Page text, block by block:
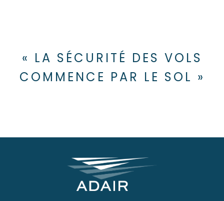
« LA SÉCURITÉ DES VOLS
COMMENCE PAR LE SOL »